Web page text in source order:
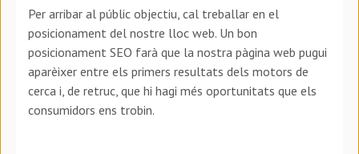
Per arribar al públic objectiu, cal treballar en el
posicionament del nostre lloc web. Un bon
posicionament SEO farà que la nostra pàgina web pugui
aparèixer entre els primers resultats dels motors de
cerca i, de retruc, que hi hagi més oportunitats que els
consumidors ens trobin.